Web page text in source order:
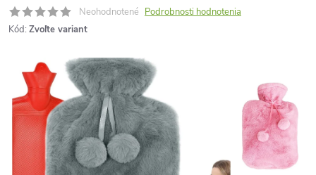
Neohodnotené Podrobnosti hodnotenia
Kód: Zvoľte variant